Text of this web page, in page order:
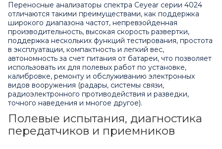
Переносные анализаторы спектра Ceyear серии 4024
отличаются такими преимуществами, как поддержка
широкого диапазона частот, непревзойденная
производительность, высокая скорость развертки,
поддержка нескольких функций тестирования, простота
в эксплуатации, компактность и легкий вес,
автономность за счет питания от батареи, что позволяет
использовать их для полевых работ по установке,
калибровке, ремонту и обслуживанию электронных
видов вооружения (радары, системы связи,
радиоэлектронного противодействия и разведки,
точного наведения и многое другое).
Полевые испытания, диагностика
передатчиков и приемников